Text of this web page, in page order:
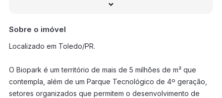
Sobre o imóvel
Localizado em Toledo/PR.
O Biopark é um território de mais de 5 milhões de m² que
contempla, além de um Parque Tecnológico de 4º geração,
setores organizados que permitem o desenvolvimento de